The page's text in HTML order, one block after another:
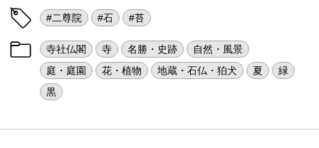
#二尊院 #石 #苔
寺社仏閣 寺 名勝・史跡
自然・風景
庭・庭園
花・植物 地蔵・石仏・狛犬 夏
緑
黒